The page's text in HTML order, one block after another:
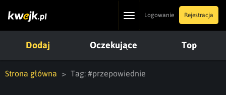
ToggleLogowanie Rejestracja
Dodaj Oczekujące Top
Strona główna Tag: #przepowiednie